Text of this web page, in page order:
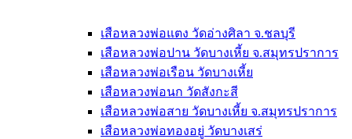
เสือหลวงพ่อแตง วัดอ่างศิลา จ.ชลบุรี
เสือหลวงพ่อปาน วัดบางเหี้ย จ.สมุทรปราการ
เสือหลวงพ่อเรือน วัดบางเหี้ย
เสือหลวงพ่อนก วัดสังกะสี
เสือหลวงพ่อสาย วัดบางเหี้ย จ.สมุทรปราการ
เสือหลวงพ่อทองอยู่ วัดบางเสร่